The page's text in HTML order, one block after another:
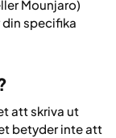
Mounjaro)
specifika
att skriva ut
betyder inte att